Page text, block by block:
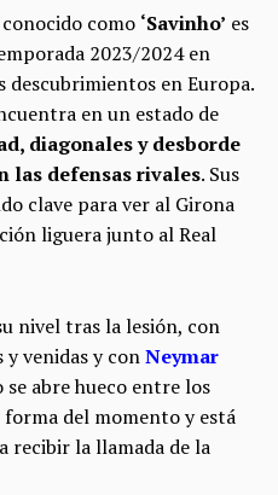
como ‘Savinho’ es
2023/2024 en
descubrimientos en Europa.
en un estado de
diagonales y desborde
las defensas rivales. Sus
clave para ver al Girona
liguera junto al Real
nivel tras la lesión, con
y venidas y conNeymar
se abre hueco entre los
forma del momento y está
recibir la llamada de la